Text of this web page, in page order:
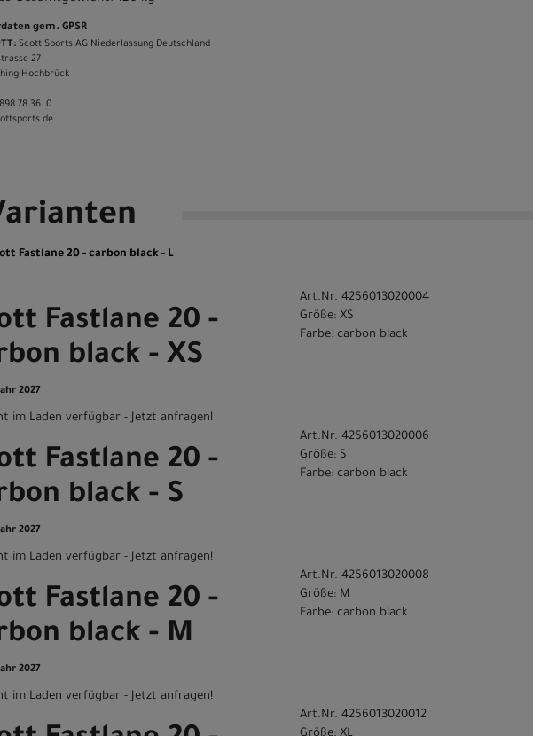
gem. GPSR
Scott Sports AG Niederlassung Deutschland
27
­Hochbrück
78 36 ­ 0
Fastlane 20 - carbon black - L
Fastlane 20 -
black - XS
2027
im Laden verfügbar - Jetzt anfragen!
Art.Nr. 4256013020004
Größe: XS
Farbe: carbon black
Fastlane 20 -
black - S
2027
im Laden verfügbar - Jetzt anfragen!
Art.Nr. 4256013020006
Größe: S
Farbe: carbon black
Fastlane 20 -
black - M
2027
im Laden verfügbar - Jetzt anfragen!
Art.Nr. 4256013020008
Größe: M
Farbe: carbon black
Art.Nr. 4256013020012